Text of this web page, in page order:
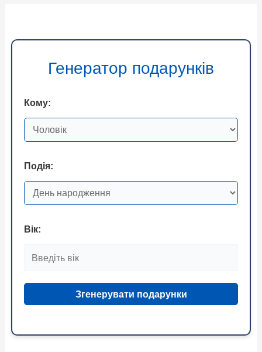
Генератор подарунків
Кому:
Подія:
Вік:
Згенерувати подарунки